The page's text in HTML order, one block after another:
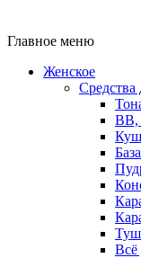
Главное меню
Женское
Средства
BB,
Всё